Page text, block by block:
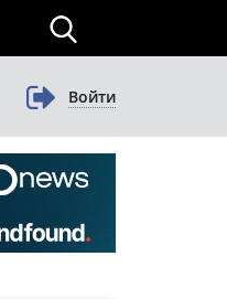
Войти